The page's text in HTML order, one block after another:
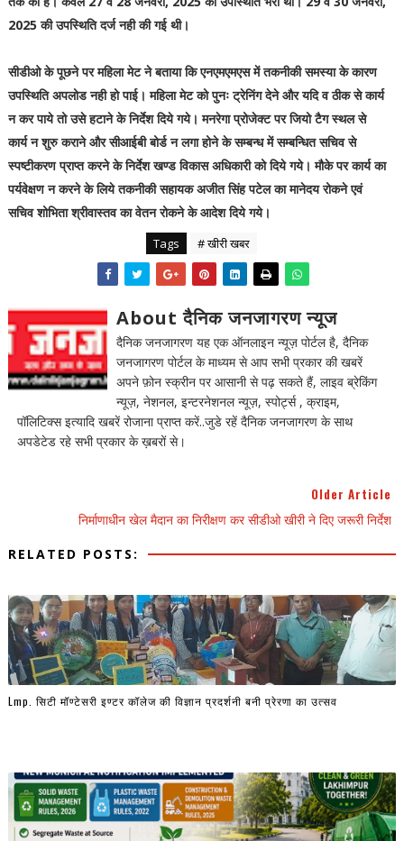
2025 की उपस्थिति दर्ज नही की गई थी।
सीडीओ के पूछने पर महिला मेट ने बताया कि एनएमएमएस में तकनीकी समस्या के कारण
उपस्थिति अपलोड नही हो पाई। महिला मेट को पुनः ट्रेनिंग देने और यदि व ठीक से कार्य
न कर पाये तो उसे हटाने के निर्देश दिये गये। मनरेगा प्रोजेक्ट पर जियो टैग स्थल से
कार्य न शुरु कराने और सीआईबी बोर्ड न लगा होने के सम्बन्ध में सम्बन्धित सचिव से
स्पष्टीकरण प्राप्त करने के निर्देश खण्ड विकास अधिकारी को दिये गये। मौके पर कार्य का
पर्यवेक्षण न करने के लिये तकनीकी सहायक अजीत सिंह पटेल का मानेदय रोकने एवं
सचिव शोभिता श्रीवास्तव का वेतन रोकने के आदेश दिये गये।
Tags # खीरी खबर
About दैनिक जनजागरण न्यूज
दैनिक जनजागरण यह एक ऑनलाइन न्यूज़ पोर्टल है, दैनिक
जनजागरण पोर्टल के माध्यम से आप सभी प्रकार की खबरें
अपने फ़ोन स्क्रीन पर आसानी से पढ़ सकते हैं, लाइव ब्रेकिंग
न्यूज़, नेशनल, इन्टरनेशनल न्यूज़, स्पोर्ट्स , क्राइम,
पॉलिटिक्स इत्यादि खबरें रोजाना प्राप्त करें..जुडे रहें दैनिक जनजागरण के साथ
अपडेटेड रहे सभी प्रकार के ख़बरों से।
Older Article
निर्माणाधीन खेल मैदान का निरीक्षण कर सीडीओ खीरी ने दिए जरूरी निर्देश
RELATED POSTS:
Lmp. सिटी मॉण्टेसरी इण्टर कॉलेज की विज्ञान प्रदर्शनी बनी प्रेरणा का उत्सव